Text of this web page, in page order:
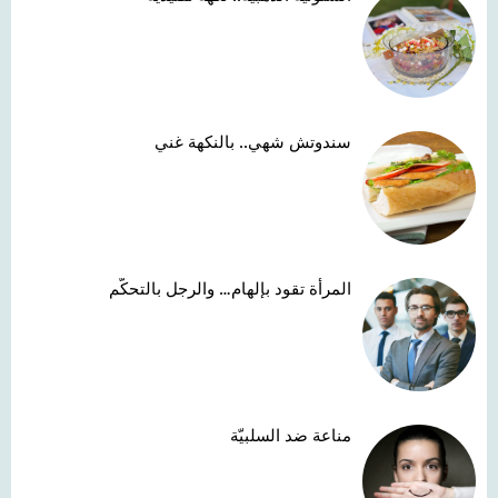
سندوتش شهي.. بالنكهة غني
المرأة تقود بإلهام… والرجل بالتحكّم
مناعة ضد السلبيّة